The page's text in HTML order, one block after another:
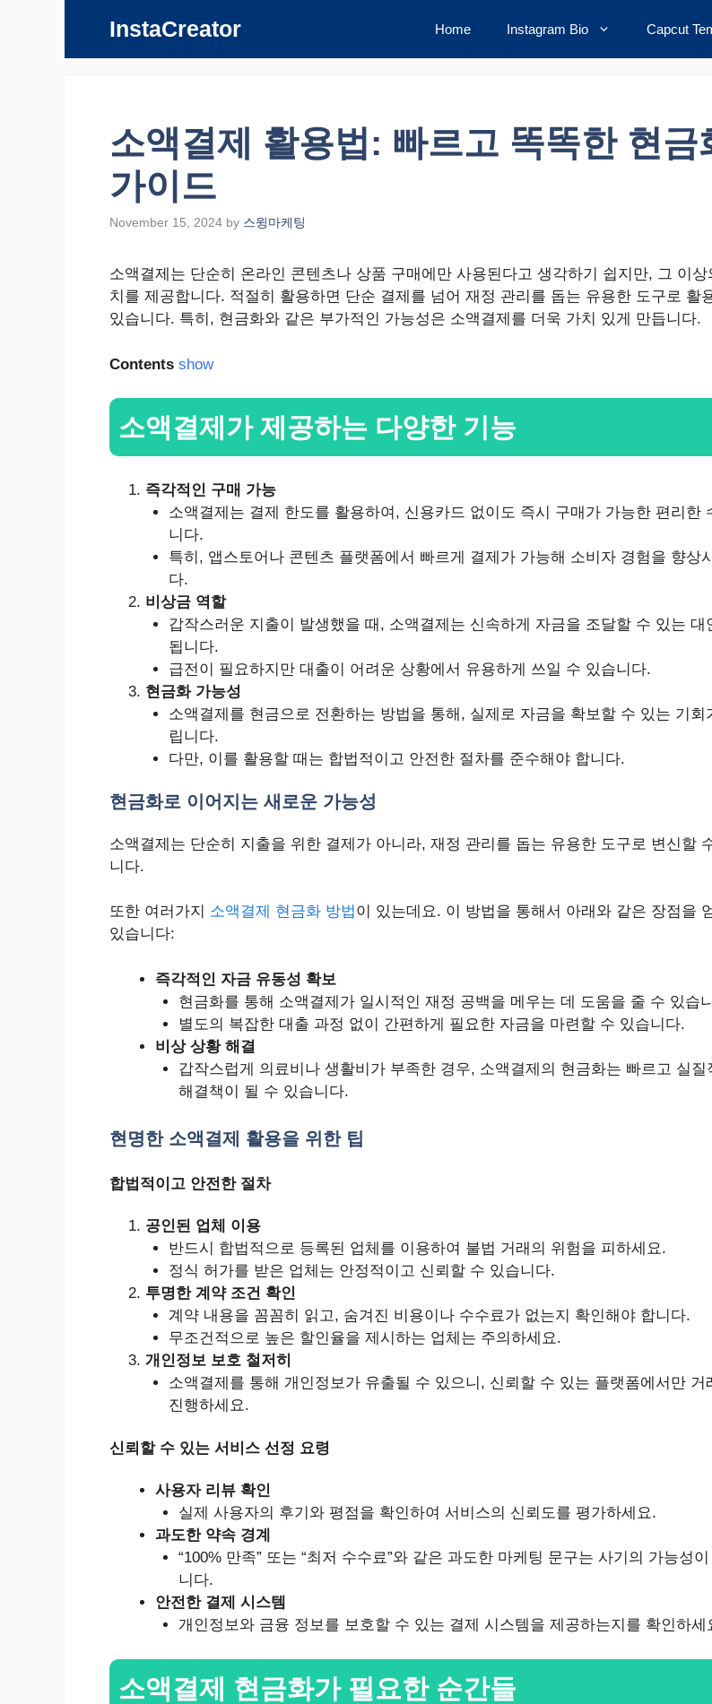
InstaCreator Home Instagram Bio Capcut
소액결제 활용법: 빠르고 똑똑한 현금
가이드
November 15, 2024 by 스윙마케팅
소액결제는 단순히 온라인 콘텐츠나 상품 구매에만 사용된다고 생각하기 쉽지만, 그 이상
치를 제공합니다. 적절히 활용하면 단순 결제를 넘어 재정 관리를 돕는 유용한 도구로 활
있습니다. 특히, 현금화와 같은 부가적인 가능성은 소액결제를 더욱 가치 있게 만듭니다.
Contents show
소액결제가 제공하는 다양한 기능
즉각적인 구매 가능
소액결제는 결제 한도를 활용하여, 신용카드 없이도 즉시 구매가 가능한 편리한
니다.
특히, 앱스토어나 콘텐츠 플랫폼에서 빠르게 결제가 가능해 소비자 경험을 향상
다.
비상금 역할
갑작스러운 지출이 발생했을 때, 소액결제는 신속하게 자금을 조달할 수 있는 대
됩니다.
급전이 필요하지만 대출이 어려운 상황에서 유용하게 쓰일 수 있습니다.
현금화 가능성
소액결제를 현금으로 전환하는 방법을 통해, 실제로 자금을 확보할 수 있는 기회
립니다.
다만, 이를 활용할 때는 합법적이고 안전한 절차를 준수해야 합니다.
현금화로 이어지는 새로운 가능성
소액결제는 단순히 지출을 위한 결제가 아니라, 재정 관리를 돕는 유용한 도구로 변신할
니다.
또한 여러가지 소액결제 현금화 방법이 있는데요. 이 방법을 통해서 아래와 같은 장점을
있습니다:
즉각적인 자금 유동성 확보
현금화를 통해 소액결제가 일시적인 재정 공백을 메우는 데 도움을 줄 수 있습
별도의 복잡한 대출 과정 없이 간편하게 필요한 자금을 마련할 수 있습니다.
비상 상황 해결
갑작스럽게 의료비나 생활비가 부족한 경우, 소액결제의 현금화는 빠르고 실질
해결책이 될 수 있습니다.
현명한 소액결제 활용을 위한 팁
합법적이고 안전한 절차
공인된 업체 이용
반드시 합법적으로 등록된 업체를 이용하여 불법 거래의 위험을 피하세요.
정식 허가를 받은 업체는 안정적이고 신뢰할 수 있습니다.
투명한 계약 조건 확인
계약 내용을 꼼꼼히 읽고, 숨겨진 비용이나 수수료가 없는지 확인해야 합니다.
무조건적으로 높은 할인율을 제시하는 업체는 주의하세요.
개인정보 보호 철저히
소액결제를 통해 개인정보가 유출될 수 있으니, 신뢰할 수 있는 플랫폼에서만 거
진행하세요.
신뢰할 수 있는 서비스 선정 요령
사용자 리뷰 확인
실제 사용자의 후기와 평점을 확인하여 서비스의 신뢰도를 평가하세요.
과도한 약속 경계
“100% 만족” 또는 “최저 수수료”와 같은 과도한 마케팅 문구는 사기의 가능성
니다.
안전한 결제 시스템
개인정보와 금융 정보를 보호할 수 있는 결제 시스템을 제공하는지를 확인하세
소액결제 현금화가 필요한 순간들